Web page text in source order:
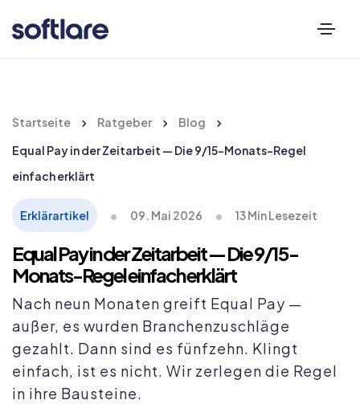
Startseite Ratgeber
Blog
Equal Pay in der Zeitarbeit — Die 9/15-Monats-Regel
einfach erklärt
Erklärartikel • 09. Mai 2026 • 13 Min Lesezeit
Equal Pay in der Zeitarbeit — Die 9/15-
Monats-Regel einfach erklärt
Nach neun Monaten greift Equal Pay —
außer, es wurden Branchenzuschläge
gezahlt. Dann sind es fünfzehn. Klingt
einfach, ist es nicht. Wir zerlegen die Regel
in ihre Bausteine.